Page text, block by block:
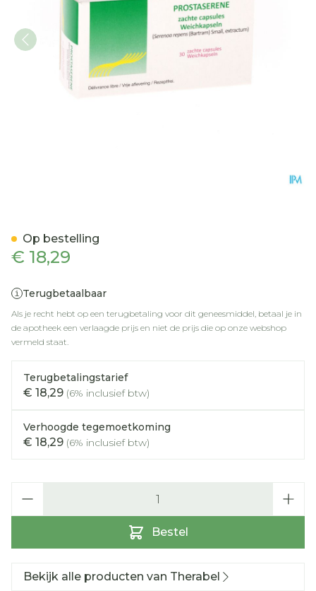
€ 18,29
Terugbetaalbaar
Als je recht hebt op een terugbetaling voor dit geneesmiddel, betaal je in
de apotheek een verlaagde prijs en niet de prijs die op onze webshop
vermeld staat.
Terugbetalingstarief
€ 18,29 (6% inclusief btw)
Verhoogde tegemoetkoming
€ 18,29 (6% inclusief btw)
Bestel
Op bestelling
Bekijk alle producten van Therabel